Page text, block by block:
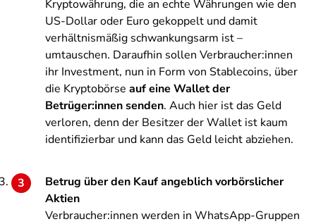
Kryptowährung, die an echte Währungen wie den
US-Dollar oder Euro gekoppelt und damit
verhältnismäßig schwankungsarm ist –
umtauschen. Daraufhin sollen Verbraucher:innen
ihr Investment, nun in Form von Stablecoins, über
die Kryptobörse auf eine Wallet der
Betrüger:innen senden. Auch hier ist das Geld
verloren, denn der Besitzer der Wallet ist kaum
identifizierbar und kann das Geld leicht abziehen.
Betrug über den Kauf angeblich vorbörslicher
Aktien
Verbraucher:innen werden in WhatsApp-Gruppen